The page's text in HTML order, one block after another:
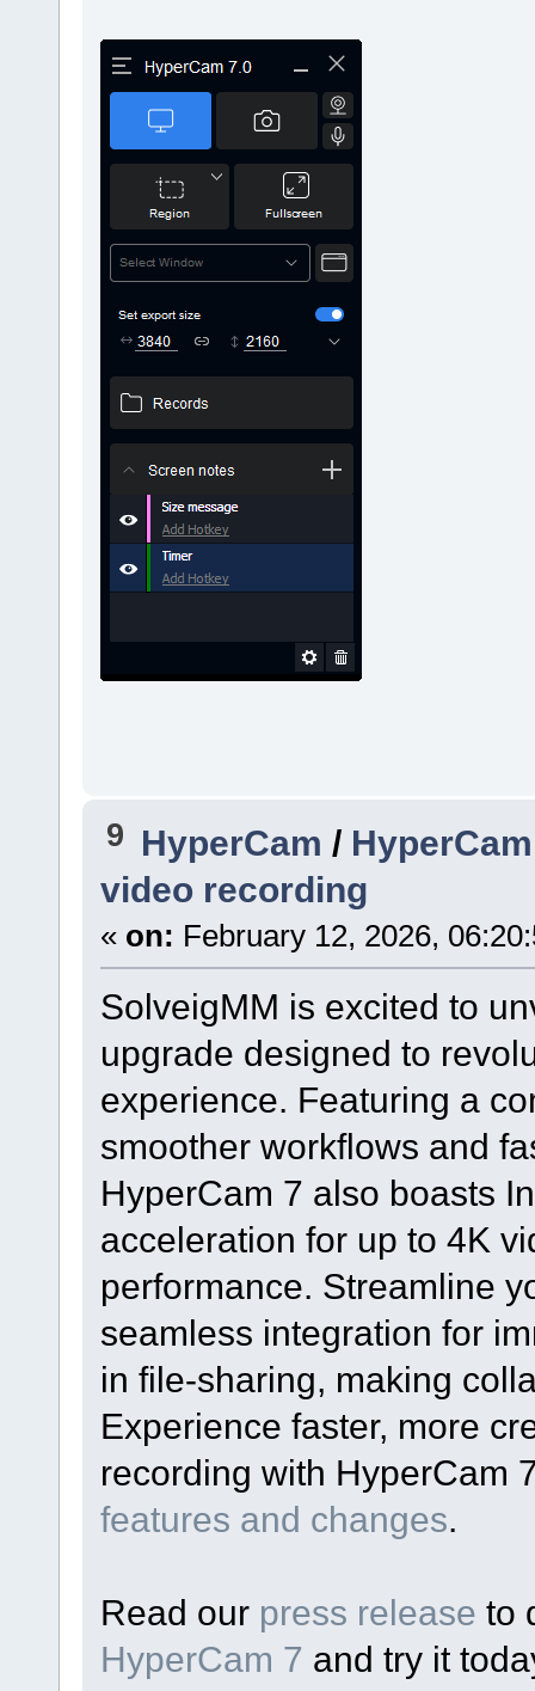
9 HyperCam /
video recording
« on: February 12, 2026,
SolveigMM is excited to
upgrade designed to
experience. Featuring a
smoother workflows and
HyperCam 7 also boasts
acceleration for up to 4K
performance. Streamline
seamless integration for
in file-sharing, making
Experience faster, more
recording with HyperCam
features and changes.
Read our press release to
HyperCam 7 and try it